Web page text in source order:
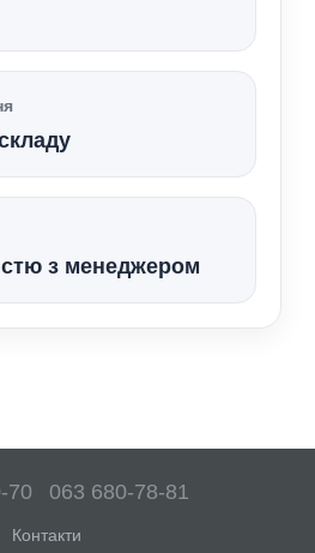
з менеджером
70 063 680-78-81
Контакти